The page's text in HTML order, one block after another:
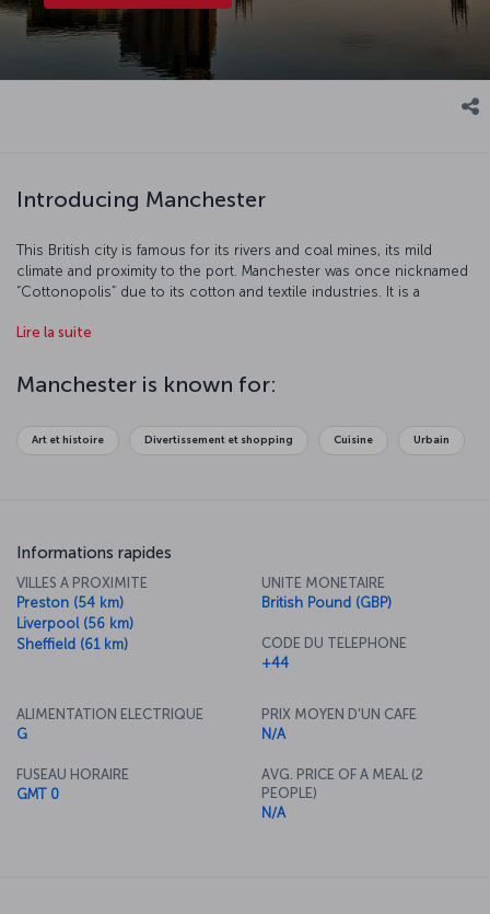
Introducing Manchester
This British city is famous for its rivers and coal mines, its mild
climate and proximity to the port. Manchester was once nicknamed
“Cottonopolis” due to its cotton and textile industries. It is a
Manchester City soccer teams, thriving media industry and top
Lire la suite
Manchester is known for:
Art et histoire Divertissement et shopping Cuisine Urbain
Informations rapides
VILLES A PROXIMITE
Preston (54 km)
Liverpool (56 km)
Sheffield (61 km)
UNITE MONETAIRE
British Pound (GBP)
CODE DU TELEPHONE
+44
ALIMENTATION ELECTRIQUE
G
FUSEAU HORAIRE
GMT 0
PRIX MOYEN D'UN CAFE
N/A
AVG. PRICE OF A MEAL (2
PEOPLE)
N/A